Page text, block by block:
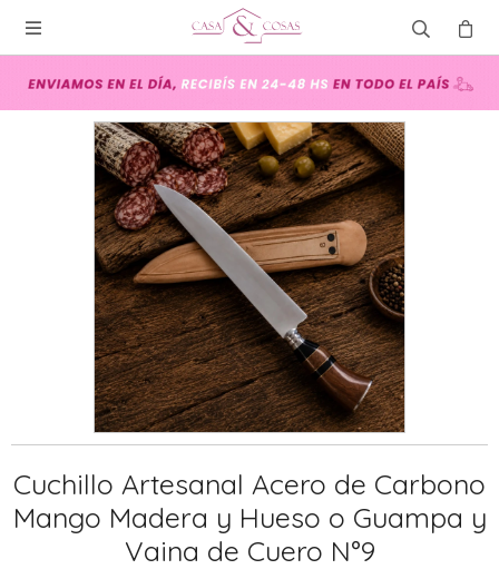

Cuchillo Artesanal Acero de Carbono
Mango Madera y Hueso o Guampa y
Vaina de Cuero N°9